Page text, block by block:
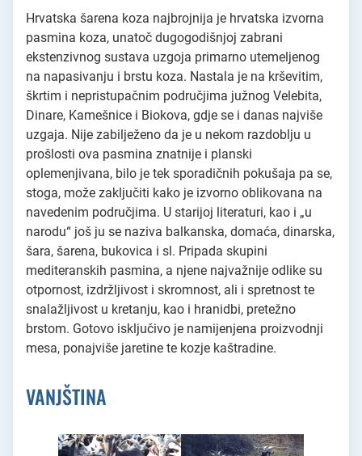
Hrvatska šarena koza najbrojnija je hrvatska izvorna
pasmina koza, unatoč dugogodišnjoj zabrani
ekstenzivnog sustava uzgoja primarno utemeljenog
na napasivanju i brstu koza. Nastala je na krševitim,
škrtim i nepristupačnim područjima južnog Velebita,
Dinare, Kamešnice i Biokova, gdje se i danas najviše
uzgaja. Nije zabilježeno da je u nekom razdoblju u
prošlosti ova pasmina znatnije i planski
oplemenjivana, bilo je tek sporadičnih pokušaja pa se,
stoga, može zaključiti kako je izvorno oblikovana na
navedenim područjima. U starijoj literaturi, kao i „u
narodu“ još ju se naziva balkanska, domaća, dinarska,
šara, šarena, bukovica i sl. Pripada skupini
mediteranskih pasmina, a njene najvažnije odlike su
otpornost, izdržljivost i skromnost, ali i spretnost te
snalažljivost u kretanju, kao i hranidbi, pretežno
brstom. Gotovo isključivo je namijenjena proizvodnji
mesa, ponajviše jaretine te kozje kaštradine.
VANJŠTINA